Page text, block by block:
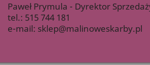
Paweł Prymula - Dyrektor
tel.: 515 744 181
e-mail: sklep@malinoweskarby.pl